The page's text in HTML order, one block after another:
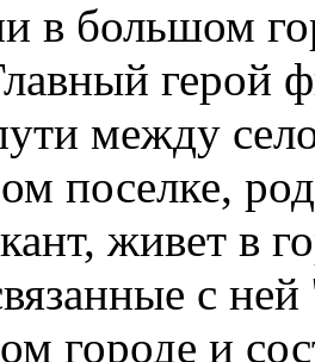
в большом
герой
между
поселке,
живет в
с
городе и